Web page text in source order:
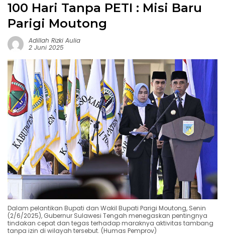
100 Hari Tanpa PETI : Misi Baru
Parigi Moutong
Adillah Rizki Aulia
2 Juni 2025
Dalam pelantikan Bupati dan Wakil Bupati Parigi Moutong, Senin
(2/6/2025), Gubernur Sulawesi Tengah menegaskan pentingnya
tindakan cepat dan tegas terhadap maraknya aktivitas tambang
tanpa izin di wilayah tersebut. (Humas Pemprov)